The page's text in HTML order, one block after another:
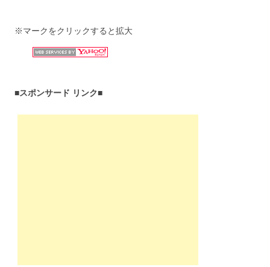
※マークをクリックすると拡大
■スポンサード リンク■